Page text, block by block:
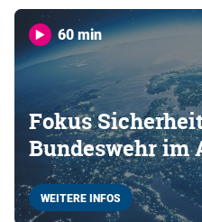
60 min
Fokus
Bundeswehr im
WEITERE INFOS